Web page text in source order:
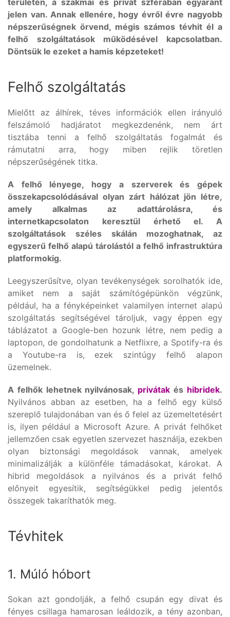
területén, a szakmai és privát szférában egyaránt
jelen van. Annak ellenére, hogy évről évre nagyobb
népszerűségnek örvend, mégis számos tévhit él a
felhő szolgáltatások működésével kapcsolatban.
Döntsük le ezeket a hamis képzeteket!
Felhő szolgáltatás
Mielőtt az álhírek, téves információk ellen irányuló
felszámoló hadjáratot megkezdenénk, nem árt
tisztába tenni a felhő szolgáltatás fogalmát és
rámutatni arra, hogy miben rejlik töretlen
népszerűségének titka.
A felhő lényege, hogy a szerverek és gépek
összekapcsolódásával olyan zárt hálózat jön létre,
amely alkalmas az adattárolásra, és
internetkapcsolaton keresztül érhető el. A
szolgáltatások széles skálán mozoghatnak, az
egyszerű felhő alapú tárolástól a felhő infrastruktúra
platformokig.
Leegyszerűsítve, olyan tevékenységek sorolhatók ide,
amiket nem a saját számítógépünkön végzünk,
például, ha a fényképeinket valamilyen internet alapú
szolgáltatás segítségével tároljuk, vagy éppen egy
táblázatot a Google-ben hozunk létre, nem pedig a
laptopon, de gondolhatunk a Netflixre, a Spotify-ra és
a Youtube-ra is, ezek szintúgy felhő alapon
üzemelnek.
A felhők lehetnek nyilvánosak, privátak és hibridek.
Nyilvános abban az esetben, ha a felhő egy külső
szereplő tulajdonában van és ő felel az üzemeltetésért
is, ilyen például a Microsoft Azure. A privát felhőket
jellemzően csak egyetlen szervezet használja, ezekben
olyan biztonsági megoldások vannak, amelyek
minimalizálják a különféle támadásokat, károkat. A
hibrid megoldások a nyilvános és a privát felhő
előnyeit egyesítik, segítségükkel pedig jelentős
összegek takaríthatók meg.
Tévhitek
1. Múló hóbort
Sokan azt gondolják, a felhő csupán egy divat és
fényes csillaga hamarosan leáldozik, a tény azonban,